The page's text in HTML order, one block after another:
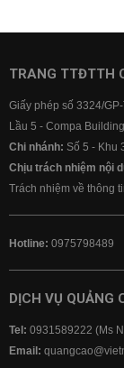
Lãi suất
Lãi suất
TRANG TTĐTTH
Giấy phép số 3324/
Lầu 5 - Compa
Chi nhánh: Số 5 - Khu
Chịu trách nhiệm nội
Trách nhiệm về thông
Hotline: 0975798489
DỊCH VỤ QUẢNG
Tel: 0931589222 (Ms
Email: